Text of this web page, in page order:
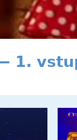
1.